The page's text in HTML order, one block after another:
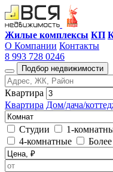
Жилые комплексы КП
О Компании Контакты
8 993 728 0246
Подбор недвижимости
Квартира
Квартира Дом/дача/
Студии 1-
4-комнатные